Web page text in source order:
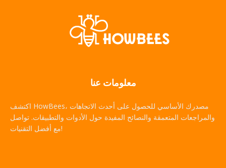
معلومات عنا
اكتشف HowBees، مصدرك الأساسي للحصول على أحدث الاتجاهات
والمراجعات المتعمقة والنصائح المفيدة حول الأدوات والتطبيقات. تواصل
مع أفضل التقنيات!